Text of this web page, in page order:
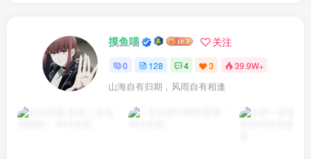
摸鱼喵 关注
0 128 4 3 39.9W+
山海自有归期，风雨自有相逢